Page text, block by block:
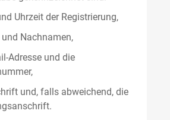
Uhrzeit der Registrierung,
und Nachnamen,
Adresse und die
und, falls abweichend, die